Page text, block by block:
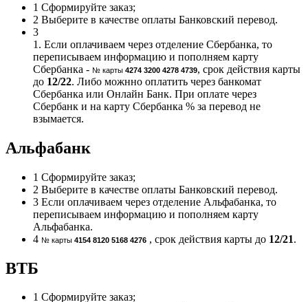
1 Сформируйте заказ;
2 Выберите в качестве оплаты Банковский перевод.
3
1. Если оплачиваем через отделение Сбербанка, то
переписываем информацию и пополняем карту
Сбербанка - № карты 4274 3200 4278 4739, срок действия карты
до 12/22. Либо можнно оплатить через банкомат
Сбербанка или Онлайн Банк. При оплате через
Сбербанк и на карту Сбербанка % за перевод не
взымается.
Альфабанк
1 Сформируйте заказ;
2 Выберите в качестве оплаты Банковский перевод.
3 Если оплачиваем через отделение Альфабанка, то
переписываем информацию и пополняем карту
Альфабанка.
4 № карты 4154 8120 5168 4276 , срок действия карты до 12/21.
ВТБ
1 Сформируйте заказ;